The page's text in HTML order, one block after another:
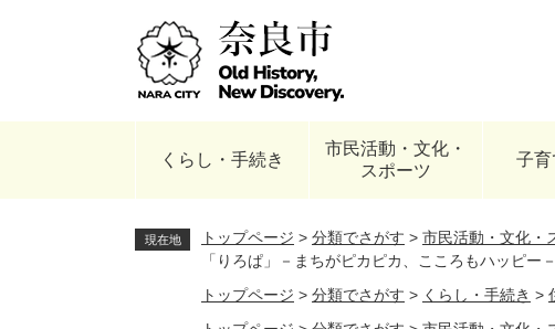
くらし・手続き
市民活動・文化・
スポーツ
子
現在地 トップページ > 分類でさがす > 市民活動・文化・
「りろぱ」－まちがピカピカ、こころもハッピー－
トップページ > 分類でさがす > くらし・手続き >